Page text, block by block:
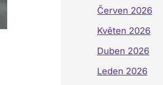
Červen 2026
Květen 2026
Duben 2026
Leden 2026